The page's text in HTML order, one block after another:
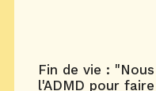
Fin de vie :
l'ADMD pour